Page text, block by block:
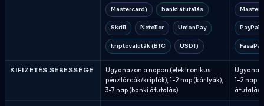
Mastercard) banki átutalás
Skrill Neteller UnionPay
kriptovaluták (BTC USDT)
PayPal
FasaPay
KIFIZETÉS SEBESSÉGE
Ugyanazon a napon (elektronikus
pénztárcák/kriptók), 1-2 nap (kártyák),
3-7 nap (banki átutalás)
1-2 nap
átutalás)